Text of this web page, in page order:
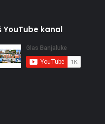
YouTube kanal